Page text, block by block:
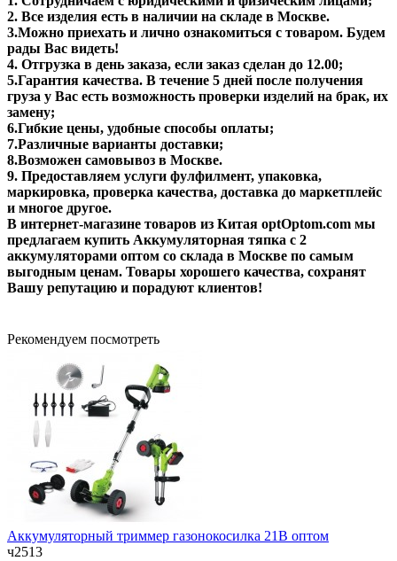
2. Все изделия есть в наличии на складе в Москве.
3.Можно приехать и лично ознакомиться с товаром. Будем
рады Вас видеть!
4. Отгрузка в день заказа, если заказ сделан до 12.00;
5.Гарантия качества. В течение 5 дней после получения
груза у Вас есть возможность проверки изделий на брак, их
замену;
6.Гибкие цены, удобные способы оплаты;
7.Различные варианты доставки;
8.Возможен самовывоз в Москве.
9. Предоставляем услуги фулфилмент, упаковка,
маркировка, проверка качества, доставка до маркетплейс
и многое другое.
В интернет-магазине товаров из Китая optOptom.com мы
предлагаем купить Аккумуляторная тяпка с 2
аккумуляторами оптом со склада в Москве по самым
выгодным ценам. Товары хорошего качества, сохранят
Вашу репутацию и порадуют клиентов!
Рекомендуем посмотреть
Аккумуляторный триммер газонокосилка 21В оптом
ч2513